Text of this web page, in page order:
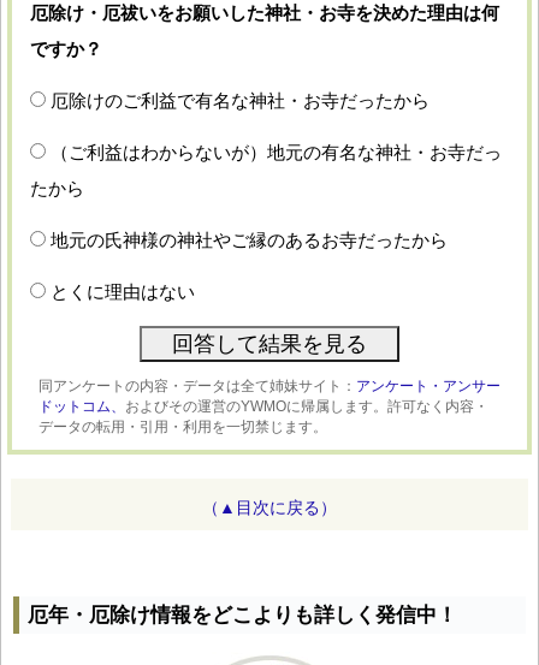
厄除け・厄祓いをお願いした神社・お寺を決めた理由は何
ですか？
厄除けのご利益で有名な神社・お寺だったから
（ご利益はわからないが）地元の有名な神社・お寺だっ
たから
地元の氏神様の神社やご縁のあるお寺だったから
とくに理由はない
同アンケートの内容・データは全て姉妹サイト： アンケート・アンサー
ドットコム、 およびその運営のYWMOに帰属します。許可なく内容・
データの転用・引用・利用を一切禁じます。
（▲目次に戻る）
厄年・厄除け情報をどこよりも詳しく発信中！